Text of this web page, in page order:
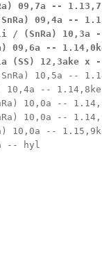
09,7a --
09,4a --
/ (SnRa) 10,3a
09,6a --
(SS) 12,3ake x
10,5a --
-- 1.14,8ke
10,0a --
10,0a --
10,0a --
-- hyl